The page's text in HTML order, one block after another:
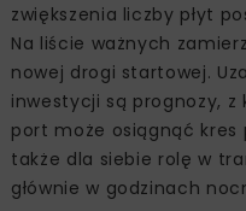
zwiększenia liczby płyt
Na liście ważnych
nowej drogi startowej.
inwestycji są prognozy, z
port może osiągnąć kres
także dla siebie rolę w
głównie w godzinach